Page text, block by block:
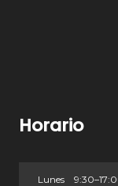
Horario
Lunes